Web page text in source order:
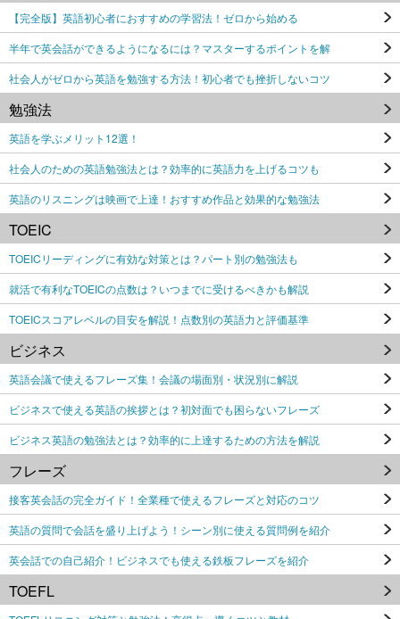
【完全版】英語初心者におすすめの学習法！ゼロから始める
半年で英会話ができるようになるには？マスターするポイントを解
社会人がゼロから英語を勉強する方法！初心者でも挫折しないコツ
勉強法
英語を学ぶメリット12選！
社会人のための英語勉強法とは？効率的に英語力を上げるコツも
英語のリスニングは映画で上達！おすすめ作品と効果的な勉強法
TOEIC
TOEICリーディングに有効な対策とは？パート別の勉強法も
就活で有利なTOEICの点数は？いつまでに受けるべきかも解説
TOEICスコアレベルの目安を解説！点数別の英語力と評価基準
ビジネス
英語会議で使えるフレーズ集！会議の場面別・状況別に解説
ビジネスで使える英語の挨拶とは？初対面でも困らないフレーズ
ビジネス英語の勉強法とは？効率的に上達するための方法を解説
フレーズ
接客英会話の完全ガイド！全業種で使えるフレーズと対応のコツ
英語の質問で会話を盛り上げよう！シーン別に使える質問例を紹介
英会話での自己紹介！ビジネスでも使える鉄板フレーズを紹介
TOEFL